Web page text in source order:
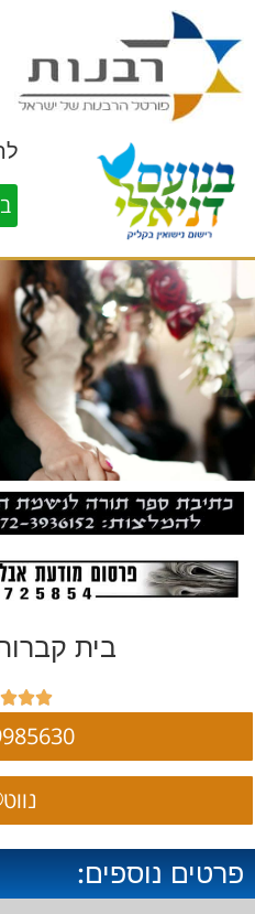
בית



נווט
פרטים נוספים: